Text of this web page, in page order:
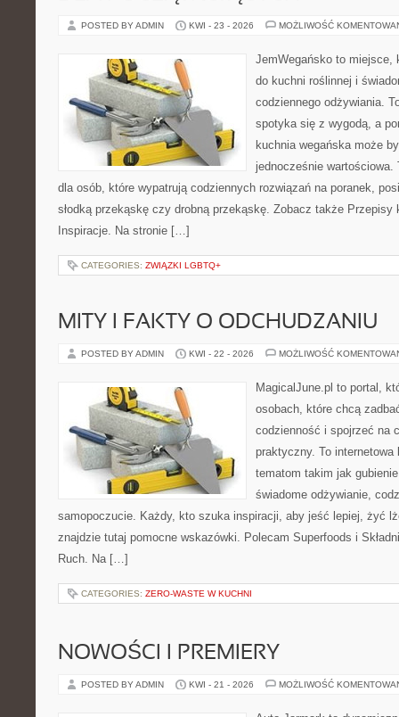
POSTED BY ADMIN KWI - 23 - 2026 MOŻLIWOŚĆ
JemWegańsko to miejsce,
do kuchni roślinnej i
codziennego odżywiania.
spotyka się z wygodą, a
kuchnia wegańska może
jednocześnie wartościowa.
dla osób, które wypatrują codziennych rozwiązań na poranek,
słodką przekąskę czy drobną przekąskę. Zobacz także Przepisy
Inspiracje. Na stronie […]
CATEGORIES: ZWIĄZKI LGBTQ+
MITY I FAKTY O ODCHUDZANIU
POSTED BY ADMIN KWI - 22 - 2026 MOŻLIWOŚĆ
MagicalJune.pl to portal,
osobach, które chcą
codzienność i spojrzeć na
praktyczny. To
tematom takim jak
świadome odżywianie,
samopoczucie. Każdy, kto szuka inspiracji, aby jeść lepiej, żyć
znajdzie tutaj pomocne wskazówki. Polecam Superfoods i
Ruch. Na […]
CATEGORIES: ZERO-WASTE W KUCHNI
NOWOŚCI I PREMIERY
POSTED BY ADMIN KWI - 21 - 2026 MOŻLIWOŚĆ